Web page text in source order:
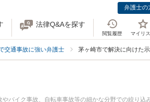
弁護士の
法律Q&Aを探す
閲覧履歴 マイリ
交通事故に強い弁護士 茅ヶ崎市で解決に向けた示
バイク事故、自転車事故等の細かな分野での絞り込